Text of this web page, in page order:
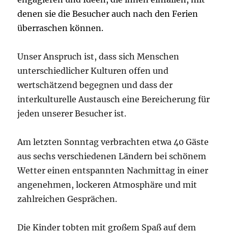
denen sie die Besucher auch nach den Ferien
überraschen können.
Unser Anspruch ist, dass sich Menschen
unterschiedlicher Kulturen offen und
wertschätzend begegnen und dass der
interkulturelle Austausch eine Bereicherung für
jeden unserer Besucher ist.
Am letzten Sonntag verbrachten etwa 40 Gäste
aus sechs verschiedenen Ländern bei schönem
Wetter einen entspannten Nachmittag in einer
angenehmen, lockeren Atmosphäre und mit
zahlreichen Gesprächen.
Die Kinder tobten mit großem Spaß auf dem